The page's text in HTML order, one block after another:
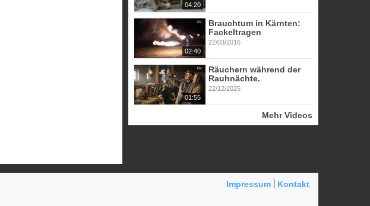
04:20
02:40
Brauchtum in Kärnten:
Fackeltragen
22/03/2016
01:55
Räuchern während der
Rauhnächte.
22/12/2025
Mehr Videos
Impressum
Kontakt